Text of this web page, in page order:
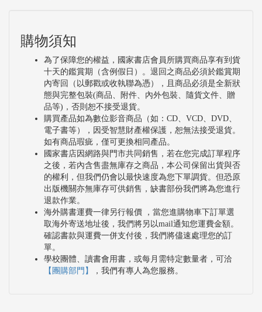
購物須知
為了保障您的權益，國家書店會員所購買商品享有到貨
十天的鑑賞期（含例假日）。退回之商品必須於鑑賞期
內寄回（以郵戳或收執聯為憑），且商品必須是全新狀
態與完整包裝(商品、附件、內外包裝、隨貨文件、贈
品等)，否則恕不接受退貨。
購買產品如為數位影音商品（如：CD、VCD、DVD、
電子書等），因受智慧財產權保護，恕無法接受退貨。
如有商品瑕疵，僅可更換相同產品。
國家書店因網路與門市共同銷售，若在您完成訂單程序
之後，若內含售盡無庫存之商品，本公司保留出貨與否
的權利，但我們仍會以最快速度為您下單調貨。但恐原
出版機關亦無庫存可供銷售，缺書部份我們將為您進行
退款作業。
海外購書運費一律另行報價 ，當您進購物車下訂單選
取海外寄送地址後，我們將另以mail通知您運費金額。
確認書款與運費一併支付後，我們將儘速處理您的訂
單。
學校團體、讀書會用書，或每月需特定數量者，可洽
【團購部門】
，我們有專人為您服務。